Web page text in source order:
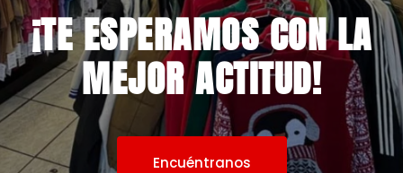
¡TE ESPERAMOS CON LA
MEJOR ACTITUD!
Encuéntranos